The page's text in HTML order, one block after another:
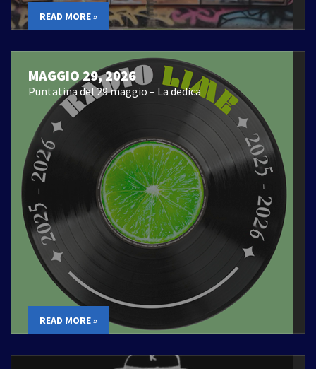
READ MORE »
MAGGIO 29, 2026
Puntatina del 29 maggio – La dedica
READ MORE »